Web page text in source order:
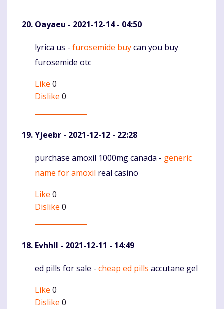
Oayaeu - 2021-12-14 - 04:50
Komentaras
lyrica us - furosemide buycan you buy
furosemide otc
Like 0
Dislike 0
Yjeebr - 2021-12-12 - 22:28
Komentaras
purchase amoxil 1000mg canada - generic
name for amoxil real casino
Like 0
Dislike 0
Evhhll - 2021-12-11 - 14:49
Komentaras
ed pills for sale - cheap ed pills accutane gel
Like 0
Dislike 0